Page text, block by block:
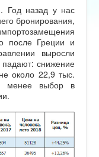
Год назад у нас
бронирования,
после Греции и
выросли
падают: снижение
около 22,9 тыс.
менее выбор в